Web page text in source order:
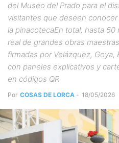
del Museo del Prado para el
visitantes que deseen
la pinacotecaEn total, hasta
real de grandes obras
firmadas por Velázquez, Goya,
con paneles explicativos y
en códigos QR
Por COSAS DE LORCA - 18/05/2026